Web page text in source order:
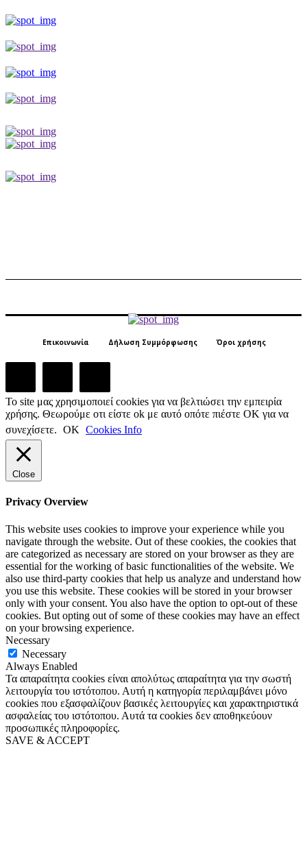
Επικοινωνία Δήλωση Συμμόρφωσης Όροι χρήσης
Το site μας χρησιμοποιεί cookies για να βελτιώσει την εμπειρία
χρήσης. Θεωρούμε οτι είστε ok με αυτό οπότε πιέστε ΟΚ για να
συνεχίσετε. ΟΚ Cookies Info
Close
Privacy Overview
This website uses cookies to improve your experience while you
navigate through the website. Out of these cookies, the cookies that
are categorized as necessary are stored on your browser as they are
essential for the working of basic functionalities of the website. We
also use third-party cookies that help us analyze and understand how
you use this website. These cookies will be stored in your browser
only with your consent. You also have the option to opt-out of these
cookies. But opting out of some of these cookies may have an effect
on your browsing experience.
Necessary
Necessary
Always Enabled
Τα απαραίτητα cookies είναι απολύτως απαραίτητα για την σωστή
λειτουργία του ιστότοπου. Αυτή η κατηγορία περιλαμβάνει μόνο
cookies που εξασφαλίζουν βασικές λειτουργίες και χαρακτηριστικά
ασφαλείας του ιστότοπου. Αυτά τα cookies δεν αποθηκεύουν
προσωπικές πληροφορίες.
SAVE & ACCEPT